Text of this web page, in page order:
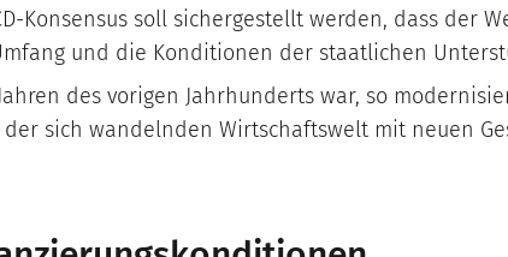
Konsensus soll sichergestellt werden, dass der
und die Konditionen der staatlichen
des vorigen Jahrhunderts war, so
sich wandelnden Wirtschaftswelt mit neuen